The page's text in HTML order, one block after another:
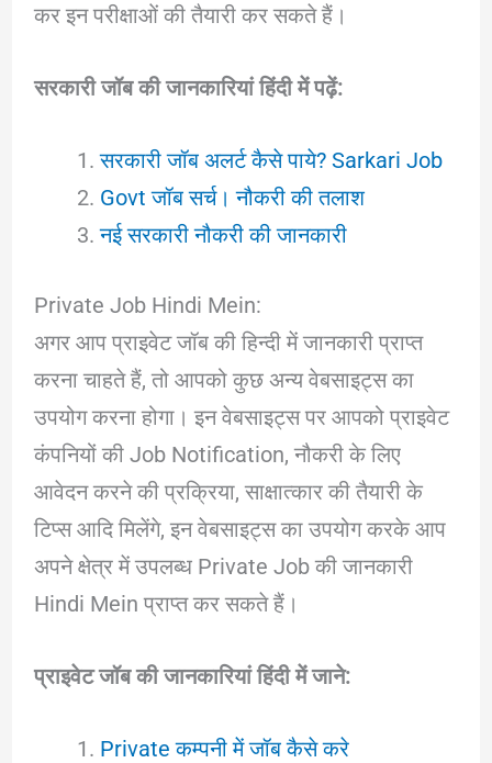
कर इन परीक्षाओं की तैयारी कर सकते हैं।
सरकारी जॉब की जानकारियां हिंदी में पढ़ें:
सरकारी जॉब अलर्ट कैसे पाये? Sarkari Job
Govt जॉब सर्च। नौकरी की तलाश
नई सरकारी नौकरी की जानकारी
Private Job Hindi Mein:
अगर आप प्राइवेट जॉब की हिन्दी में जानकारी प्राप्त
करना चाहते हैं, तो आपको कुछ अन्य वेबसाइट्स का
उपयोग करना होगा। इन वेबसाइट्स पर आपको प्राइवेट
कंपनियों की Job Notification, नौकरी के लिए
आवेदन करने की प्रक्रिया, साक्षात्कार की तैयारी के
टिप्स आदि मिलेंगे, इन वेबसाइट्स का उपयोग करके आप
अपने क्षेत्र में उपलब्ध Private Job की जानकारी
Hindi Mein प्राप्त कर सकते हैं।
प्राइवेट जॉब की जानकारियां हिंदी में जाने:
Private कम्पनी में जॉब कैसे करे